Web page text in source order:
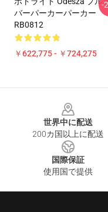
バーパーカーパーカー
RB0812
￥622,775 - ￥724,275
-
世界中に配送
200カ国以上に配送
国際保証
使用国で提供